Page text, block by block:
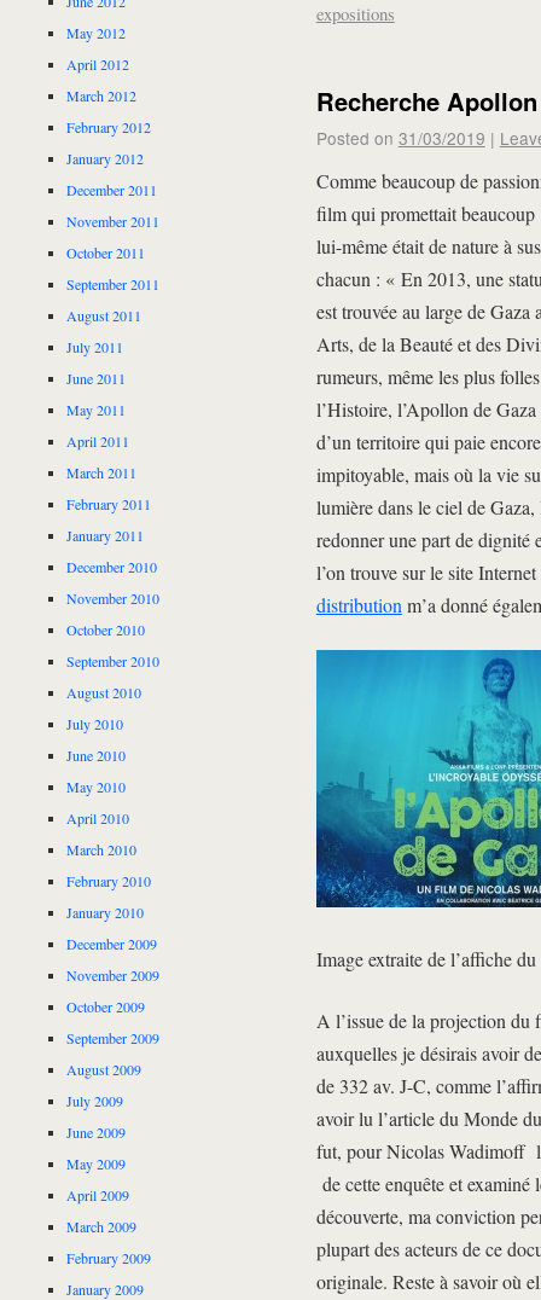
expositions
Recherche
Posted on 31/03/2019 |
Comme beaucoup de
film qui promettait
lui-même était de nature à
chacun : « En 2013, une
est trouvée au large de
Arts, de la Beauté et des
rumeurs, même les plus
l’Histoire, l’Apollon de
d’un territoire qui paie
impitoyable, mais où la vie
lumière dans le ciel de
redonner une part de dignité
l’on trouve sur le site
distribution m’a donné
Image extraite de l’affiche
A l’issue de la projection du
auxquelles je désirais avoir
de 332 av. J-C, comme
avoir lu l’article du Monde
fut, pour Nicolas Wadimoff
de cette enquête et examiné
découverte, ma conviction
plupart des acteurs de ce
originale. Reste à savoir où
May 2012
April 2012
March 2012
February 2012
January 2012
December 2011
November 2011
October 2011
September 2011
August 2011
July 2011
June 2011
May 2011
April 2011
March 2011
February 2011
January 2011
December 2010
November 2010
October 2010
September 2010
August 2010
July 2010
June 2010
May 2010
April 2010
March 2010
February 2010
January 2010
December 2009
November 2009
October 2009
September 2009
August 2009
July 2009
June 2009
May 2009
April 2009
March 2009
February 2009
January 2009